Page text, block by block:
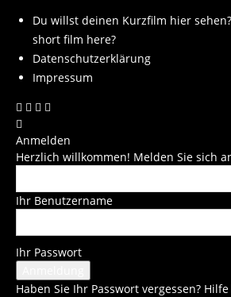
Du willst deinen Kurzfilm hier
short film here?
Datenschutzerklärung
Impressum
Anmelden
Herzlich willkommen! Melden Sie sich
Ihr Benutzername
Ihr Passwort
Haben Sie Ihr Passwort vergessen?